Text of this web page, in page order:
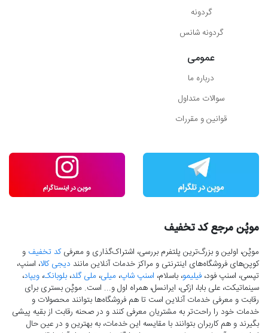
گردونه
گردونه شانس
عمومی
درباره ما
سوالات متداول
قوانین و مقررات
موپُن مرجع کد تخفیف
موپُن، اولین و بزرگ‌ترین پلتفرم بررسی، اشتراک‌گذاری و معرفیکد تخفیف و
کوپن‌های فروشگاه‌های اینترنتی و مراکز خدمات آنلاین مانند دیجی کالا، اسنپ،
تپسی، اسنپ فود، فیلیمو، باسلام، اسنپ شاپ، میلی، ملی گلد، بلوبانک، ویپاد،
سینماتیکت، علی بابا، ازکی، ایرانسل، همراه اول و... است. موپُن بستری برای
رقابت و معرفی خدمات آنلاین است تا هم فروشگاه‌ها بتوانند محصولات و
خدمات خود را راحت‌تر به مشتریان معرفی کنند و در صحنه رقابت از بقیه پیشی
بگیرند و هم کاربران بتوانند با مقایسه این خدمات، به بهترین و در عین حال